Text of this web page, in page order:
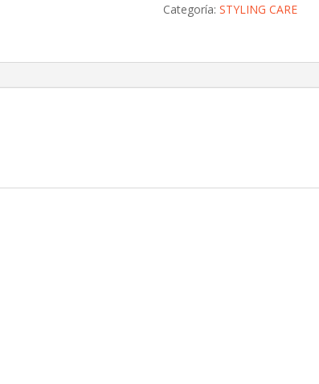
Spray
Categoría: STYLING CARE